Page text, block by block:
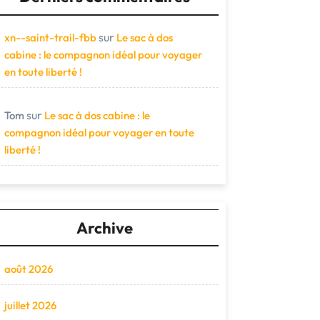
xn--saint-trail-fbbsur Le sac à dos
cabine : le compagnon idéal pour voyager
en toute liberté !
Tom sur Le sac à dos cabine : le
compagnon idéal pour voyager en toute
liberté !
Archive
août 2026
juillet 2026